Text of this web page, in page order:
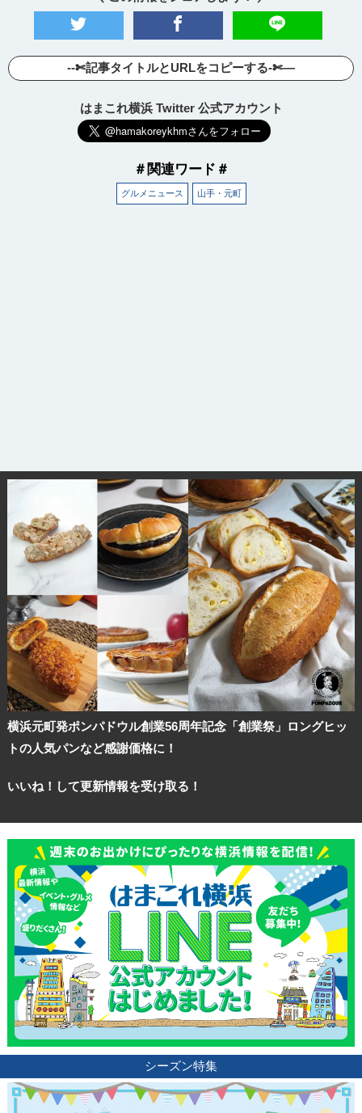
--✄記事タイトルとURLをコピーする-✄—
はまこれ横浜 Twitter 公式アカウント
＃関連ワード＃
グルメニュース 山手・元町
横浜元町発ポンパドウル創業56周年記念「創業祭」ロングヒッ
トの人気パンなど感謝価格に！
いいね！して更新情報を受け取る！
シーズン特集
観光ガイド
ランキング